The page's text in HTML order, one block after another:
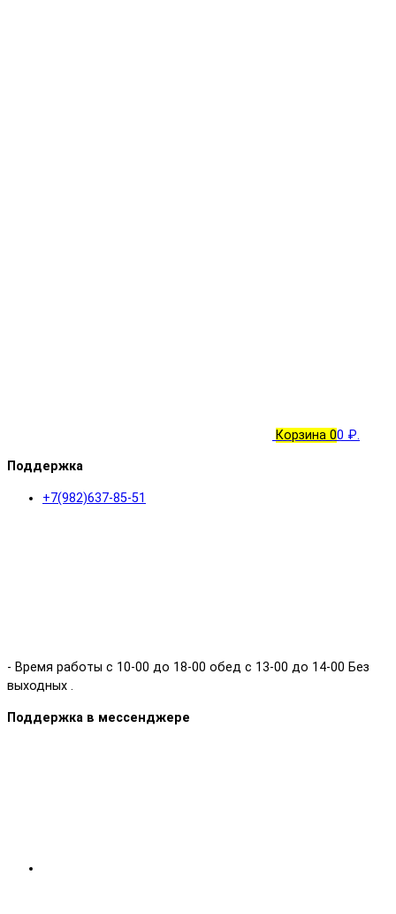
Корзина 00 ₽.
Поддержка
+7(982)637-85-51
- Время работы с 10-00 до 18-00 обед с 13-00 до 14-00 Без
выходных .
Поддержка в мессенджере